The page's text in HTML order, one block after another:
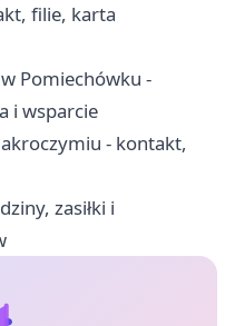
filie, karta
Pomiechówku -
i wsparcie
- kontakt,
zasiłki i